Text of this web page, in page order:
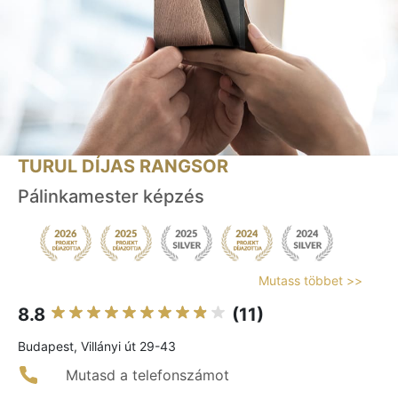
TURUL DÍJAS RANGSOR
Pálinkamester képzés
Mutass többet >>
8.8 (11)
Budapest, Villányi út 29-43
Mutasd a telefonszámot